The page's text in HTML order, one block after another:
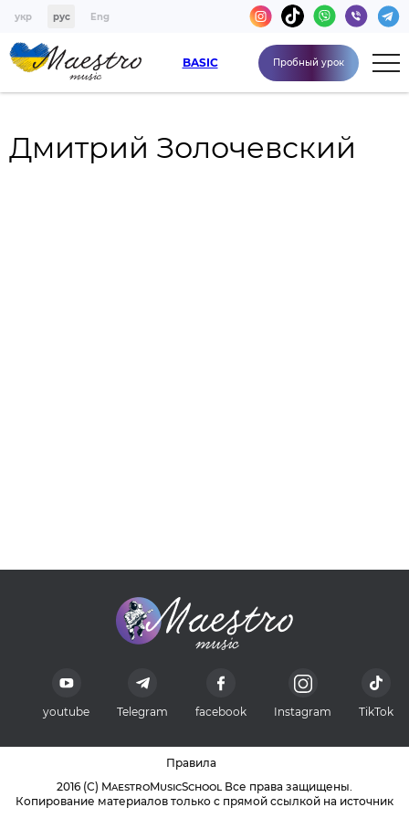
укр рус Eng
BASIC Пробный урок
Дмитрий Золочевский
youtube Telegram facebook Instagram TikTok
2016 (С) MaestroMusicSchool Все права защищены.
Копирование материалов только с прямой ссылкой на источник
Правила